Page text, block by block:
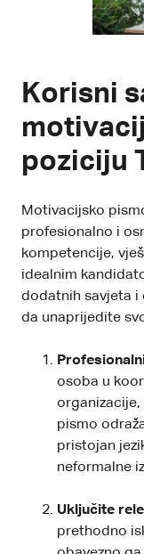
Korisni
poziciju
Motivacijsko
profesionalno i
kompetencije,
idealnim
dodatnih savjeta i
da unaprijedite
osoba u
organizacije,
pismo
pristojan
neformalne
Uključite
prethodno